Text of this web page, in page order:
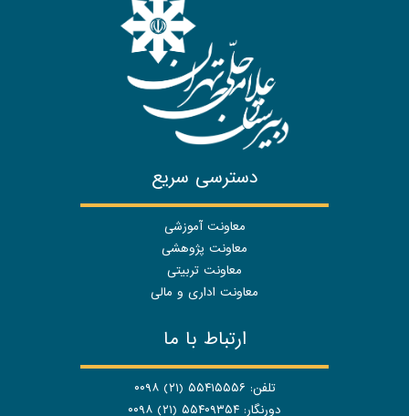
دسترسی سریع
معاونت آموزشی
معاونت پژوهشی
معاونت تربیتی
معاونت اداری و مالی
ارتباط با ما
تلفن: ۵۵۴۱۵۵۵۶ (۲۱) ۰۰۹۸
دورنگار: ۵۵۴۰۹۳۵۴ (۲۱) ۰۰۹۸